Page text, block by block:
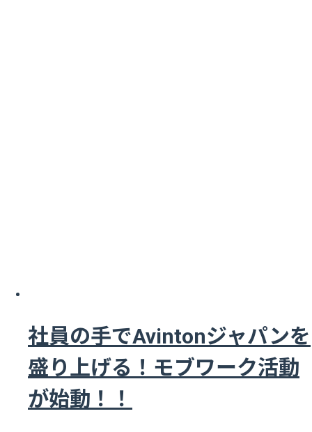
社員の手でAvintonジャパンを
盛り上げる！モブワーク活動
が始動！！